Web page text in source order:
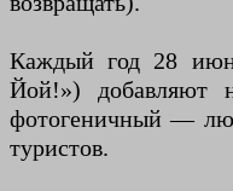
Каждый год 28
Йой!») добавляют
фотогеничный —
туристов.